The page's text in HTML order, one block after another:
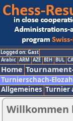
Logged on: Gast
Arabic ARM AZE BIH BUL
Home
Turnierschach-
Allgemeines Turnier
Willkommen